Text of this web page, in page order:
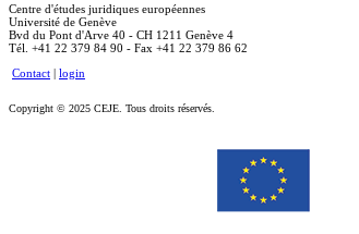
Centre d'études juridiques européennes
Université de Genève
Bvd du Pont d'Arve 40 - CH 1211 Genève 4
Tél. +41 22 379 84 90 - Fax +41 22 379 86 62
Contact | login
Copyright © 2025 CEJE. Tous droits réservés.